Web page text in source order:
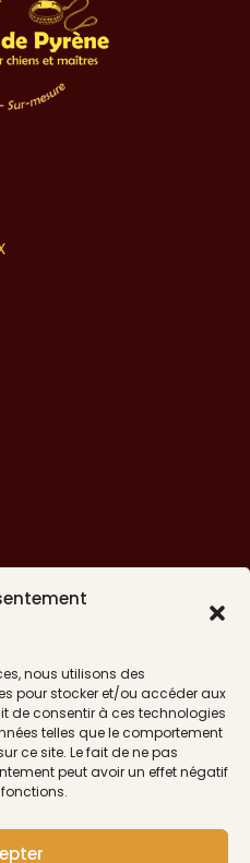
nous utilisons des
pour stocker et/ou accéder aux
de consentir à ces technologies
telles que le comportement
ce site. Le fait de ne pas
peut avoir un effet négatif
Instagram